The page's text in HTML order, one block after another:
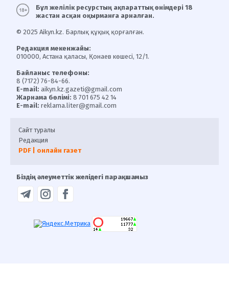
Бұл желілік ресурстың ақпараттық өнімдері 18
жастан асқан оқырманға арналған.
© 2025 Aikyn.kz. Барлық құқық қорғалған.
Редакция мекенжайы:
010000, Астана қаласы, Қонаев көшесі, 12/1.
Байланыс телефоны:
8 (7172) 76-84-66.
E-mail: aikyn.kz.gazeti@gmail.com
Жарнама бөлімі: 8 701 675 42 14
E-mail: reklama.liter@gmail.com
Сайт туралы
Редакция
PDF | онлайн газет
Біздің әлеуметтік желідегі парақшамыз